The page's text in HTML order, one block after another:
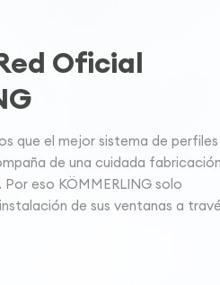
Oficial
que el mejor sistema de
de una cuidada
eso KÖMMERLING solo
de sus ventanas a